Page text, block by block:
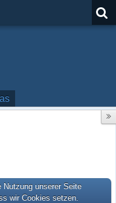
Nutzung unserer Seite
wir Cookies setzen.